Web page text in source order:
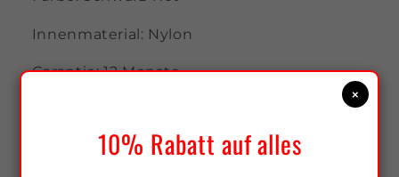
×
10% Rabatt auf alles
Innenmaterial: Nylon
Garantie: 12 Monate
Echte Lederhandschuhe in dieser